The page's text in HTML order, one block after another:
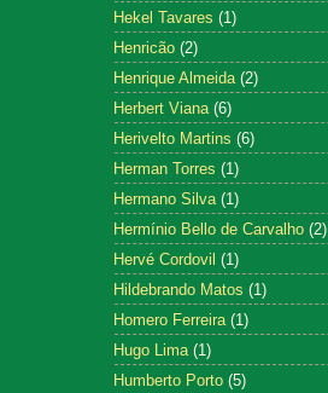
Hekel Tavares (1)
Henricão (2)
Henrique Almeida (2)
Herbert Viana (6)
Herivelto Martins (6)
Herman Torres (1)
Hermano Silva (1)
Hermínio Bello de Carvalho (2)
Hervé Cordovil (1)
Hildebrando Matos (1)
Homero Ferreira (1)
Hugo Lima (1)
Humberto Porto (5)